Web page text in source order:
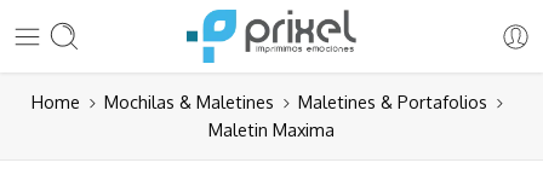
Home Mochilas & Maletines
Maletines & Portafolios
Maletin Maxima